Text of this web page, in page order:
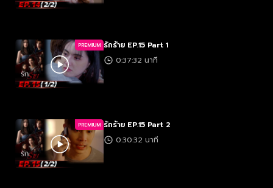
PREMIUM รักร้าย EP.15 Part 1
0:37:32 นาที
PREMIUM รักร้าย EP.15 Part 2
0:30:32 นาที